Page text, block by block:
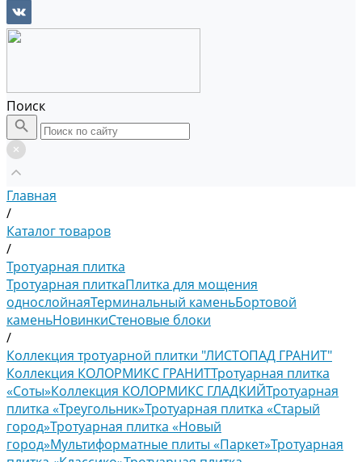
Поиск
Главная
/
Каталог товаров
/
Тротуарная плитка
Тротуарная плиткаПлитка для мощения
однослойнаяТерминальный каменьБортовой
каменьНовинкиСтеновые блоки
/
Коллекция тротуарной плитки "ЛИСТОПАД ГРАНИТ"
Коллекция КОЛОРМИКС ГРАНИТТротуарная плитка
«Соты»Коллекция КОЛОРМИКС ГЛАДКИЙТротуарная
плитка «Треугольник»Тротуарная плитка «Старый
город»Тротуарная плитка «Новый
город»Мультиформатные плиты «Паркет»Тротуарная